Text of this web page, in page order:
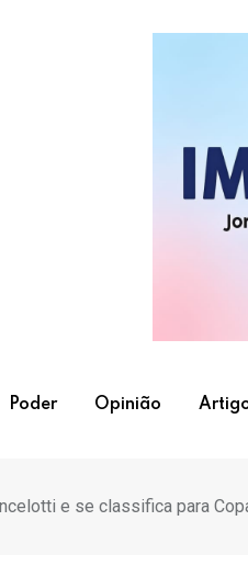
Poder Opinião
e se classifica para